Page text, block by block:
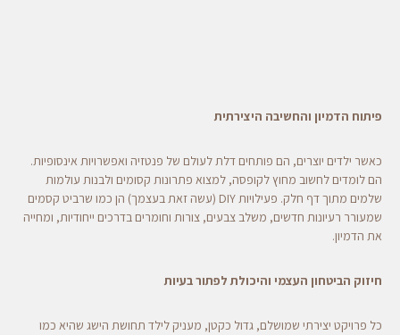
פיתוח הדמיון והחשיבה היצירתית
כאשר ילדים יוצרים, הם פותחים דלת לעולם של פנטזיה ואפשרויות אינסופיות.
הם לומדים לחשוב מחוץ לקופסה, למצוא פתרונות קסומים ולבנות עולמות
שלמים מתוך דף חלק. פעילויות DIY (עשה זאת בעצמך) הן כמו שרביט קסמים
שמעורר רעיונות חדשים, משלב צבעים, צורות וחומרים בדרכים ייחודיות, ומחייה
את הדמיון.
חיזוק הביטחון העצמי והיכולת לפתור בעיות
כל פרויקט יצירתי שמושלם, גדול כקטן, מעניק לילד תחושת הישג שהיא כמו